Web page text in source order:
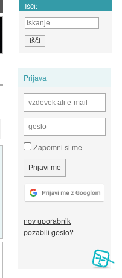
Išči:
Prijava
Zapomni si me
nov uporabnik
pozabili geslo?